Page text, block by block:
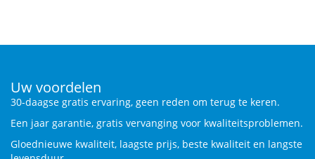
Uw voordelen
30-daagse gratis ervaring, geen reden om terug te keren.
Een jaar garantie, gratis vervanging voor kwaliteitsproblemen.
Gloednieuwe kwaliteit, laagste prijs, beste kwaliteit en langste